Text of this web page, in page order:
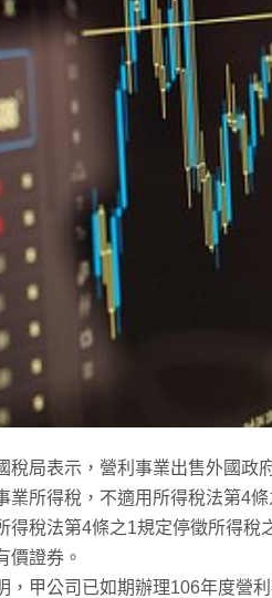
稅局表示，營利事業出售外國政
業所得稅，不適用所得稅法第4
得稅法第4條之1規定停徵所得
價證券。
，甲公司已如期辦理106年度營